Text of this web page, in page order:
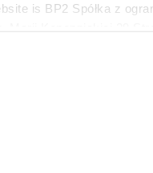
is BP2 Spółka z